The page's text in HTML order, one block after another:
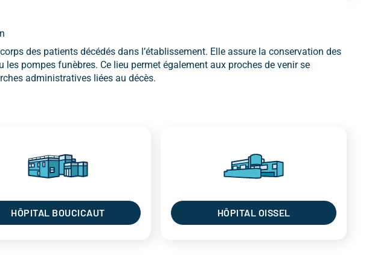
des patients décédés dans l’établissement. Elle assure la conservation des
pompes funèbres. Ce lieu permet également aux proches de venir se
administratives liées au décès.
HÔPITAL BOUCICAUT HÔPITAL OISSEL